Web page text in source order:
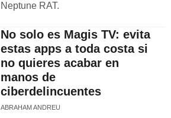
Neptune RAT.
No solo es Magis TV: evita
estas apps a toda costa si
no quieres acabar en
manos de
ciberdelincuentes
ABRAHAM ANDREU